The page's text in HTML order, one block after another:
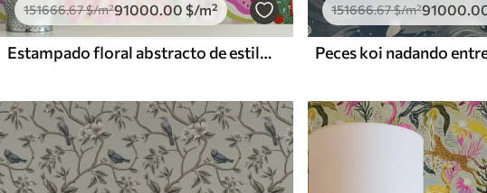
151666.67$/m²91000.00 $/m²
Estampado floral abstracto de estilo pop art
151666.67$/m²91000